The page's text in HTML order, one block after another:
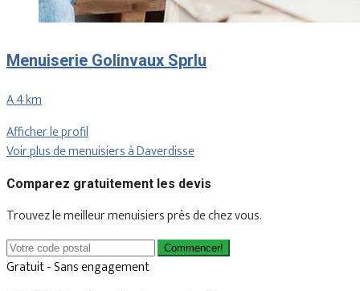
Menuiserie Golinvaux Sprlu
A 4 km
Afficher le profil
Voir plus de menuisiers à Daverdisse
Comparez gratuitement les devis
Trouvez le meilleur menuisiers près de chez vous.
Commencer!
Gratuit - Sans engagement